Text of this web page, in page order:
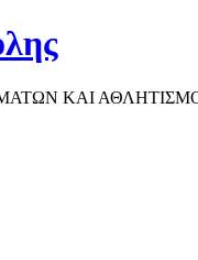
ΚΑΙ